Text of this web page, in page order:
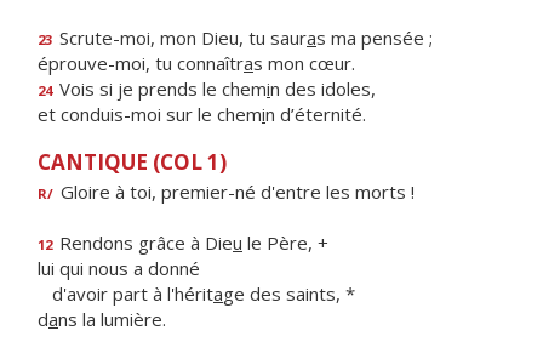
23 Scrute-moi, mon Dieu, tu sauras ma pensée ;
éprouve-moi, tu connaîtras mon cœur.
24 Vois si je prends le chemin des idoles,
et conduis-moi sur le chemin d’éternité.
CANTIQUE (COL 1)
R/ Gloire à toi, premier-né d'entre les morts !
12 Rendons grâce à Dieu le Père, +
lui qui nous a donné
d'avoir part à l'héritage des saints, *
dans la lumière.